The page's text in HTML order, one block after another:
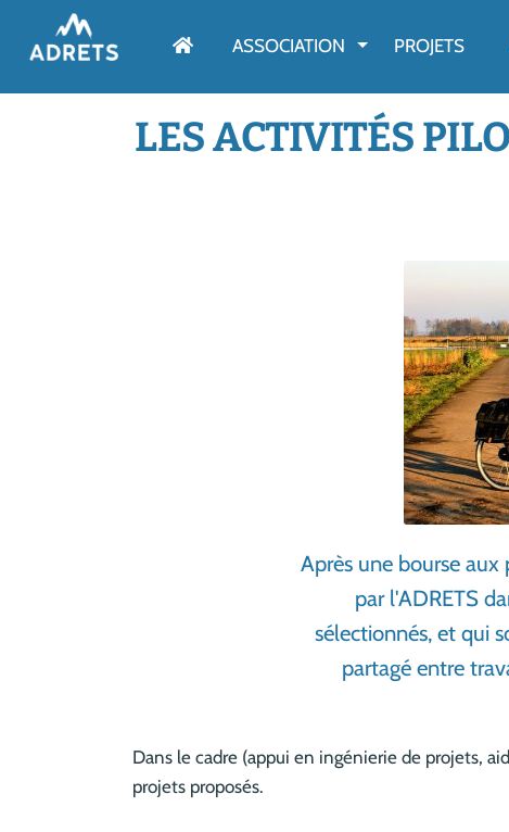
ASSOCIATION AFFICHER LE
PROJETS
LES ACTIVITÉS
Après une bourse
par l'ADRETS
sélectionnés, et qui
partagé entre
Dans le cadre (appui en ingénierie de projets,
projets proposés.